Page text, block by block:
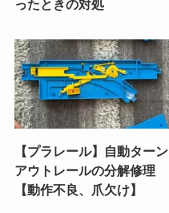
ったときの対処
【プラレール】自動ターン
アウトレールの分解修理
【動作不良、爪欠け】